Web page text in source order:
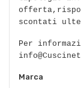
scontati
Per
Marca